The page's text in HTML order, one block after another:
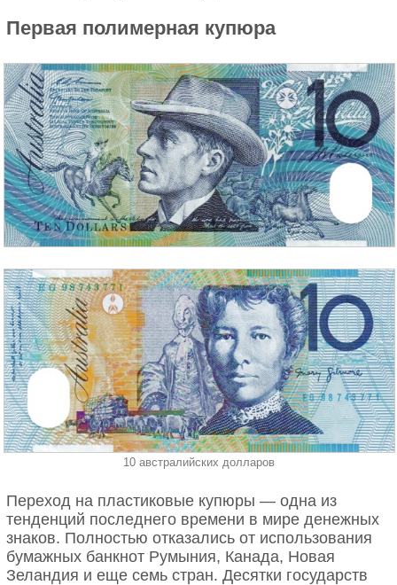
Первая полимерная купюра
10 австралийских долларов
Переход на пластиковые купюры — одна из
тенденций последнего времени в мире денежных
знаков. Полностью отказались от использования
бумажных банкнот Румыния, Канада, Новая
Зеландия и еще семь стран. Десятки государств